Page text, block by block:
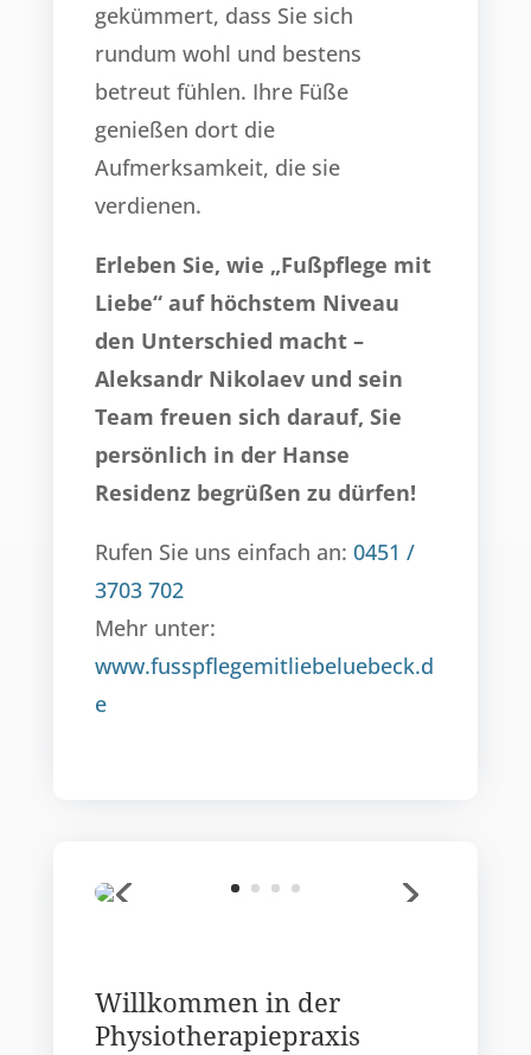
gekümmert, dass Sie sich
rundum wohl und bestens
betreut fühlen. Ihre Füße
genießen dort die
Aufmerksamkeit, die sie
verdienen.
Erleben Sie, wie „Fußpflege mit
Liebe“ auf höchstem Niveau
den Unterschied macht –
Aleksandr Nikolaev und sein
Team freuen sich darauf, Sie
persönlich in der Hanse
Residenz begrüßen zu dürfen!
Rufen Sie uns einfach an: 0451 /
3703 702
Mehr unter:
www.fusspflegemitliebeluebeck.d
e
Willkommen in der
Physiotherapiepraxis